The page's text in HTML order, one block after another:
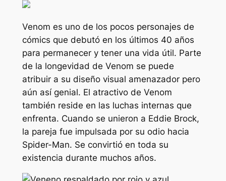
Venom es uno de los pocos personajes de
cómics que debutó en los últimos 40 años
para permanecer y tener una vida útil. Parte
de la longevidad de Venom se puede
atribuir a su diseño visual amenazador pero
aún así genial. El atractivo de Venom
también reside en las luchas internas que
enfrenta. Cuando se unieron a Eddie Brock,
la pareja fue impulsada por su odio hacia
Spider-Man. Se convirtió en toda su
existencia durante muchos años.